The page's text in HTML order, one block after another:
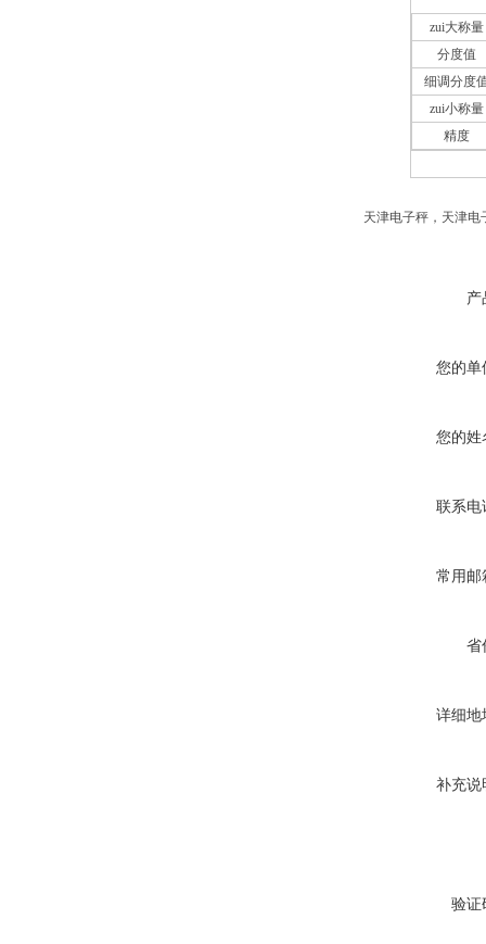
zui大称量
分度值
细调分度
zui小称量
精度
天津电子秤，天津
产
您的单
您的姓
联系电
常用邮
省
详细地
补充说
验证